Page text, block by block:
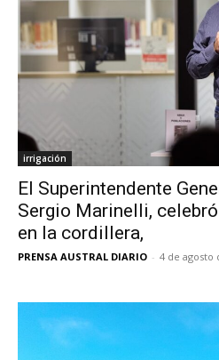
irrigación
El Superintendente
Sergio Marinelli,
en la cordillera,
PRENSA AUSTRAL DIARIO - 4 de agosto